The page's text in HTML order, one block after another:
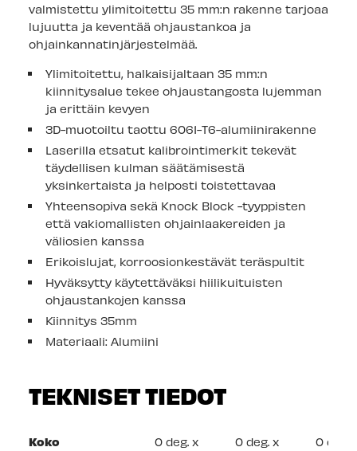
Lappeenrannan myymälä -Saatavilla
valmistettu ylimitoitettu 35 mm:n rakenne tarjoaa
lujuutta ja keventää ohjaustankoa ja
ohjainkannatinjärjestelmää.
Ylimitoitettu, halkaisijaltaan 35 mm:n
kiinnitysalue tekee ohjaustangosta lujemman
ja erittäin kevyen
3D-muotoiltu taottu 6061-T6-alumiinirakenne
Laserilla etsatut kalibrointimerkit tekevät
täydellisen kulman säätämisestä
yksinkertaista ja helposti toistettavaa
Yhteensopiva sekä Knock Block -tyyppisten
että vakiomallisten ohjainlaakereiden ja
väliosien kanssa
Erikoislujat, korroosionkestävät teräspultit
Hyväksytty käytettäväksi hiilikuituisten
ohjaustankojen kanssa
Kiinnitys 35mm
Materiaali: Alumiini
TEKNISET TIEDOT
Koko
0 deg. x
0 deg. x
0 deg.